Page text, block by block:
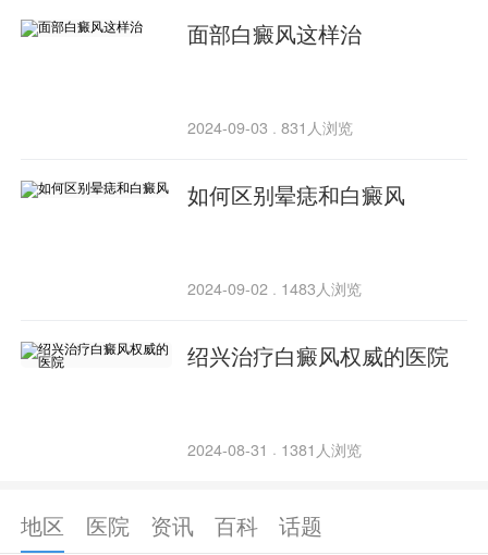
面部白癜风这样治
2024-09-03 · 831人浏览
如何区别晕痣和白癜风
2024-09-02 · 1483人浏览
绍兴治疗白癜风权威的医院
2024-08-31 · 1381人浏览
地区 医院 资讯 百科 话题